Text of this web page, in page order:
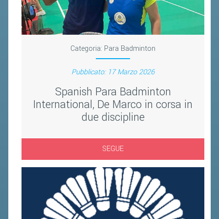
Categoria: Para Badminton
Pubblicato: 17 Marzo 2026
Spanish Para Badminton
International, De Marco in corsa in
due discipline
SEGUE
BANDI DI GARA E CONTRATTI
WHISTLEBLOWING
SPORTELLO FISCALE
NOVITÀ FISCALI
MODULISTICA
SCADENZARIO
DOCUMENTI E APPROFONDIMENTI
AIRBADMINTON
TAPPE REGIONALI AIRBADMINTON
PICKLEBALL